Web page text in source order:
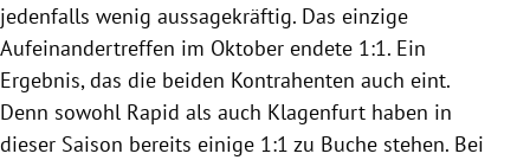
jedenfalls wenig aussagekräftig. Das einzige
Aufeinandertreffen im Oktober endete 1:1. Ein
Ergebnis, das die beiden Kontrahenten auch eint.
Denn sowohl Rapid als auch Klagenfurt haben in
dieser Saison bereits einige 1:1 zu Buche stehen. Bei